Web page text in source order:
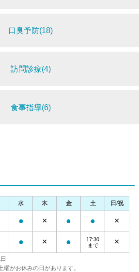
口臭予防(18)
訪問診療(4)
食事指導(6)
がお休みの日があります。
水 木 金 土
日/祝
● × ● ● ×
● × ●
17:30
まで
×